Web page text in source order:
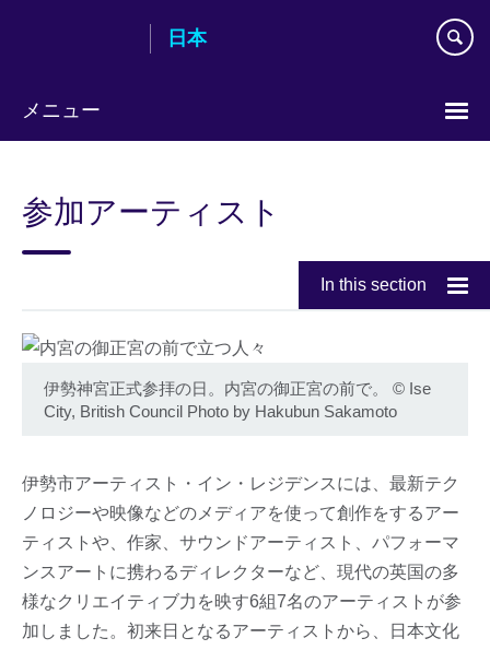
content
日本
メニュー
参加アーティスト
In this section
伊勢神宮正式参拝の日。内宮の御正宮の前で。 © Ise
City, British Council Photo by Hakubun Sakamoto
伊勢市アーティスト・イン・レジデンスには、最新テク
ノロジーや映像などのメディアを使って創作をするアー
ティストや、作家、サウンドアーティスト、パフォーマ
ンスアートに携わるディレクターなど、現代の英国の多
様なクリエイティブ力を映す6組7名のアーティストが参
加しました。初来日となるアーティストから、日本文化